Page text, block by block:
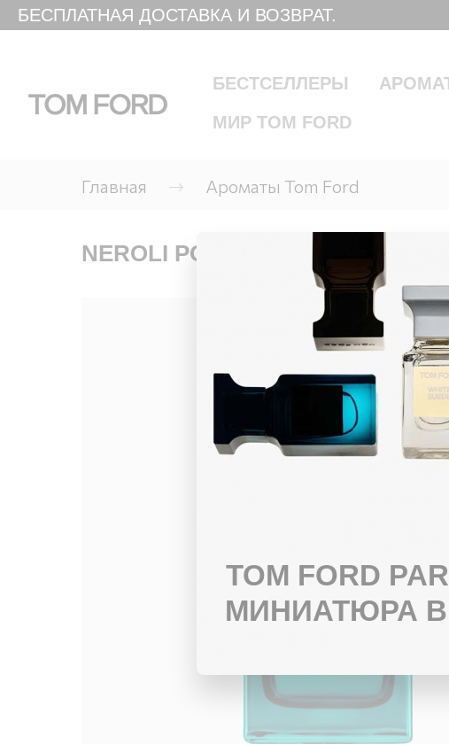
БЕСПЛАТНАЯ ДОСТАВКА И ВОЗВРАТ.
БЕСТСЕЛЛЕРЫ
МИР TOM FORD
Главная Ароматы Tom Ford
NEROLI PORTOFINO EAU DE
TOM FORD
МИНИАТЮРА